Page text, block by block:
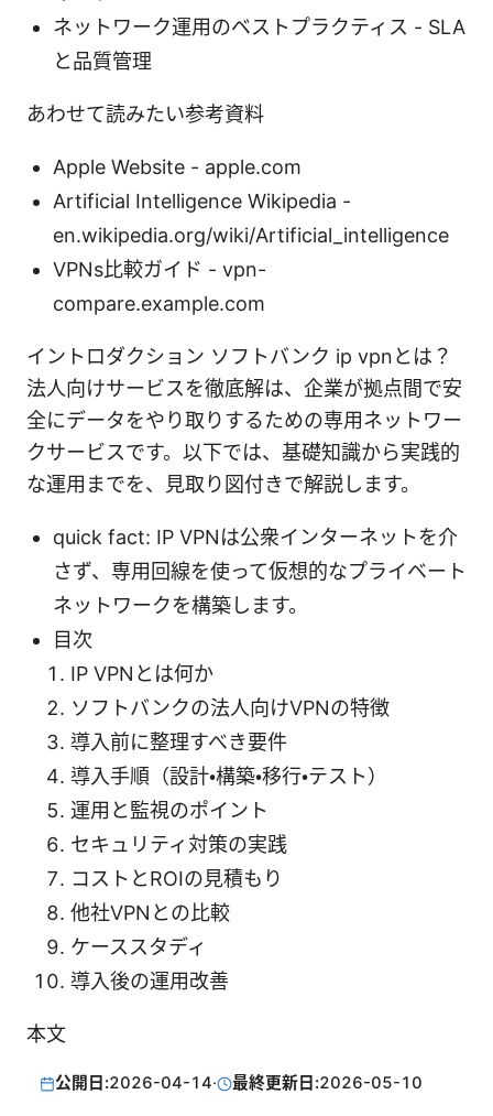
ネットワーク運用のベストプラクティス - SLA
と品質管理
あわせて読みたい参考資料
Apple Website - apple.com
Artificial Intelligence Wikipedia -
en.wikipedia.org/wiki/Artificial_intelligence
VPNs比較ガイド - vpn-
compare.example.com
イントロダクション ソフトバンク ip vpnとは？
法人向けサービスを徹底解は、企業が拠点間で安
全にデータをやり取りするための専用ネットワー
クサービスです。以下では、基礎知識から実践的
な運用までを、見取り図付きで解説します。
quick fact: IP VPNは公衆インターネットを介
さず、専用回線を使って仮想的なプライベート
ネットワークを構築します。
目次
IP VPNとは何か
ソフトバンクの法人向けVPNの特徴
導入前に整理すべき要件
導入手順（設計・構築・移行・テスト）
運用と監視のポイント
セキュリティ対策の実践
コストとROIの見積もり
他社VPNとの比較
ケーススタディ
導入後の運用改善
本文
公開日:2026-04-14· 最終更新日:2026-05-10